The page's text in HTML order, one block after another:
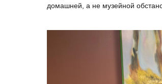
домашней, а не музейной